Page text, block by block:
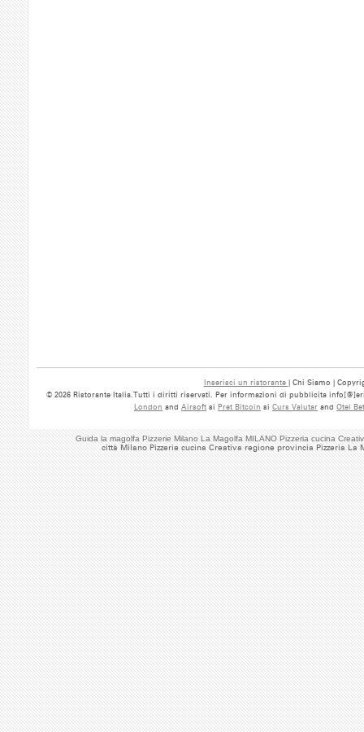
Guida la magolfa Pizzerie Milano La Magolfa MILANO Pizzeria cucina
città Milano Pizzerie cucina Creativa regione provincia Pizzeria La
Inserisci un ristorante | Chi Siamo |
© 2026 Ristorante Italia.Tutti i diritti riservati. Per informazioni di pubblicita
London and Airsoft si Pret Bitcoin si Curs Valutar and Otel